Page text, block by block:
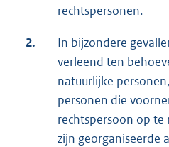
rechtspersonen.
2.
In bijzondere
verleend ten
natuurlijke
personen die
rechtspersoon op
zijn georganiseerde